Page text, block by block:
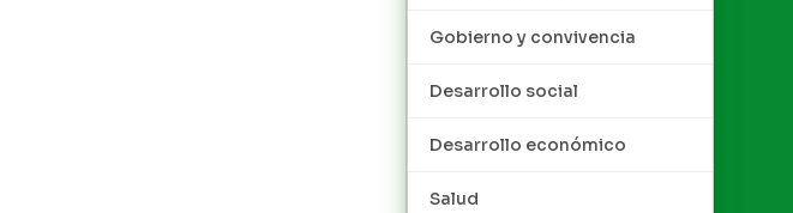
Gobierno y convivencia
Desarrollo social
Desarrollo económico
Salud